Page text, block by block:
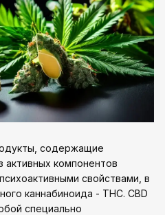
содержащие
активных компонентов
свойствами, в
каннабиноида - THC. CBD
специально